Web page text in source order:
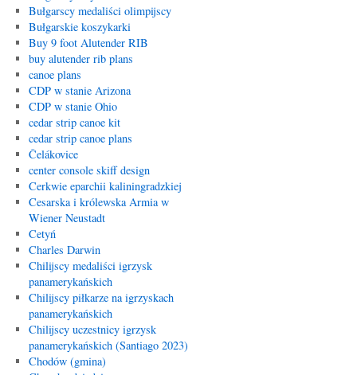
Bułgarscy medaliści olimpijscy
Bułgarskie koszykarki
Buy 9 foot Alutender RIB
buy alutender rib plans
canoe plans
CDP w stanie Arizona
CDP w stanie Ohio
cedar strip canoe kit
cedar strip canoe plans
Čelákovice
center console skiff design
Cerkwie eparchii kaliningradzkiej
Cesarska i królewska Armia w
Wiener Neustadt
Cetyń
Charles Darwin
Chilijscy medaliści igrzysk
panamerykańskich
Chilijscy piłkarze na igrzyskach
panamerykańskich
Chilijscy uczestnicy igrzysk
panamerykańskich (Santiago 2023)
Chodów (gmina)